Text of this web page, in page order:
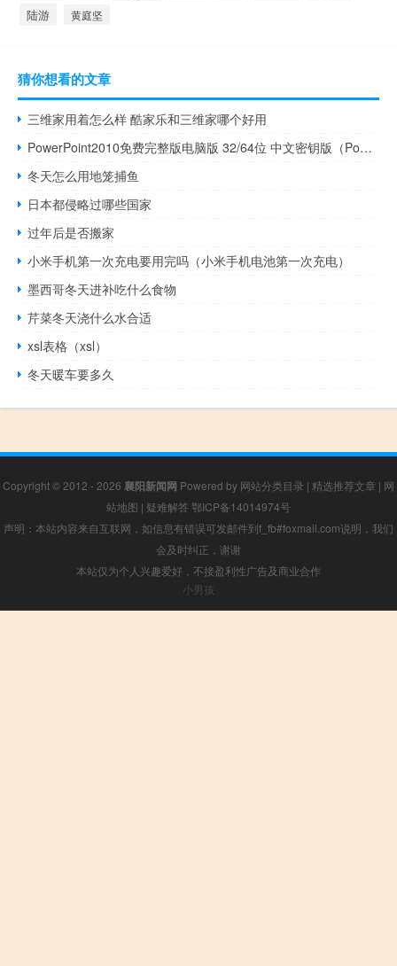
陆游 黄庭坚
猜你想看的文章
三维家用着怎么样 酷家乐和三维家哪个好用
PowerPoint2010免费完整版电脑版 32/64位 中文密钥版（PowerPoint2010免费完整版电脑版 32/64位 中文密钥版功能简介）
冬天怎么用地笼捕鱼
日本都侵略过哪些国家
过年后是否搬家
小米手机第一次充电要用完吗（小米手机电池第一次充电）
墨西哥冬天进补吃什么食物
芹菜冬天浇什么水合适
xsl表格（xsl）
冬天暖车要多久
Copyright © 2012 - 2026 襄阳新闻网 Powered by 网站分类目录 | 精选推荐文章 | 网
站地图 | 疑难解答 鄂ICP备14014974号
声明：本站内容来自互联网，如信息有错误可发邮件到f_fb#foxmail.com说明，我们
会及时纠正，谢谢
本站仅为个人兴趣爱好，不接盈利性广告及商业合作
小男孩